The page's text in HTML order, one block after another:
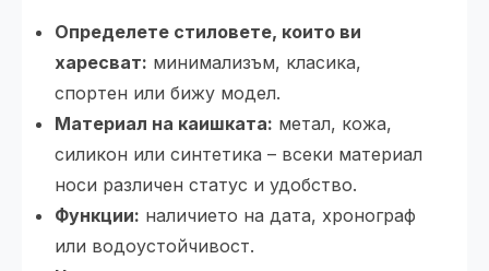
Определете стиловете, които ви
харесват: минимализъм, класика,
спортен или бижу модел.
Материал на каишката: метал, кожа,
силикон или синтетика – всеки материал
носи различен статус и удобство.
Функции: наличието на дата, хронограф
или водоустойчивост.